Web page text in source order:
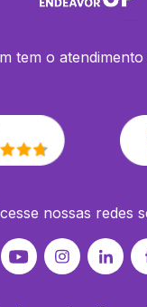
tem o
nossas redes